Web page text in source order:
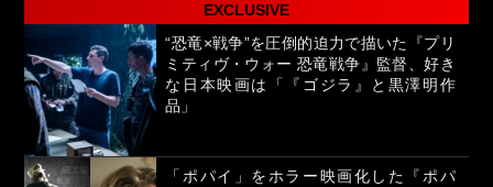
EXCLUSIVE
“恐竜×戦争”を圧倒的迫力で描いた『プリ
ミティヴ・ウォー 恐竜戦争』監督、好き
な日本映画は「『ゴジラ』と黒澤明作
品」
「ポパイ」をホラー映画化した『ポパ